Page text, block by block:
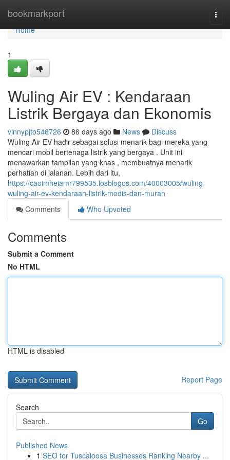
bookmarkport
Home
Home
1
Wuling Air EV : Kendaraan
Listrik Bergaya dan Ekonomis
vinnypjto546726 86 days ago News
Discuss
Wuling Air EV hadir sebagai solusi menarik bagi mereka yang
mencari mobil bertenaga listrik yang bergaya . Unit ini
menawarkan tampilan yang khas , membuatnya menarik
perhatian di jalanan. Lebih dari itu,
https://caoimheiamr799535.losblogos.com/40003005/wuling-
wuling-air-ev-kendaraan-listrik-modis-dan-murah
Comments
Who Upvoted
Comments
Submit a Comment
No HTML
HTML is disabled
Report Page
Search
Go
Published News
1 SEO for Tuscaloosa Businesses Ranking Nearby ...